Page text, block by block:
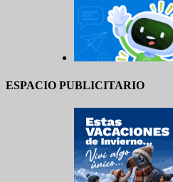
ESPACIO PUBLICITARIO